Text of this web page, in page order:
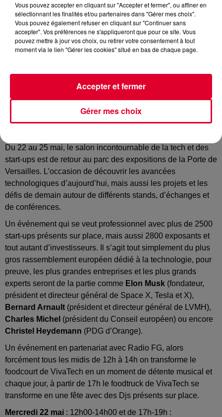
Du 22 au 25 mai, le salon incontournable de la tech et des
start-ups est de retour au parc des expositions de la Porte de
Versailles. L’occasion de découvrir les avancées
technologiques d’aujourd’hui, mais aussi les projets et les
défis de demain autour de différents stands, d’échanges et
de conférences.
Un événement qui se veut professionnel avec plus de 2500
start-ups présents sur place, mais aussi 2800 exposants et
tout autant d’investisseurs. Il s’agit tout simplement du plus
gros rassemblement européen dédié à la technologie, pour
preuve, les plus grandes entreprises et les plus grands
experts seront de la partie comme Elon Musk (fondateur,
président et directeur général de Space X, Tesla et X),
Bernard Arnault (président et directeur général de LVMH),
Charles Michel (président du Conseil européen) ou encore
Christel Heydemann (PDG d’Orange).
Un événement en partenariat avec Radio FG, alors
forcément tous les midis de 12h à 14h on transforme le
foodcourt de VivaTech en un moment de détente musical et
chaque jour, à partir de 17h le foodtruck de VivaTech se
transforme en une fête avec des Djs présents sur place.
Mercredi 22 mai : 12h00-14h00 et de 17h-19h :
Vous pouvez accepter en cliquant sur "Accepter et fermer", ou affiner en
sélectionnant les finalités et/ou partenaires dans "Gérer mes choix".
Vous pouvez également refuser en cliquant sur "Continuer sans
accepter". Vos préférences ne s'appliqueront que pour ce site. Vous
pouvez mettre à jour vos choix, ou retirer votre consentement à tout
moment via le lien "Gérer les cookies" situé en bas de chaque page.
Gérer mes choix
Accepter et fermer